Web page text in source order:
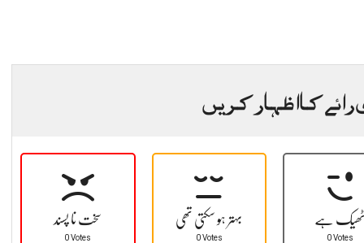
کا اظہار کریں
سخت نا پسند
0 Votes
بہتر ہو سکتی تھی
0 Votes
ہے
0 Votes